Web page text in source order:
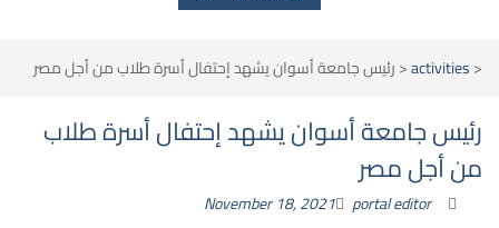
<
activities
<رئيس جامعة أسوان يشهد إحتفال أسرة طلاب من أجل مصر
رئيس جامعة أسوان يشهد إحتفال أسرة طلاب
من أجل مصر
November 18, 2021 portal editor